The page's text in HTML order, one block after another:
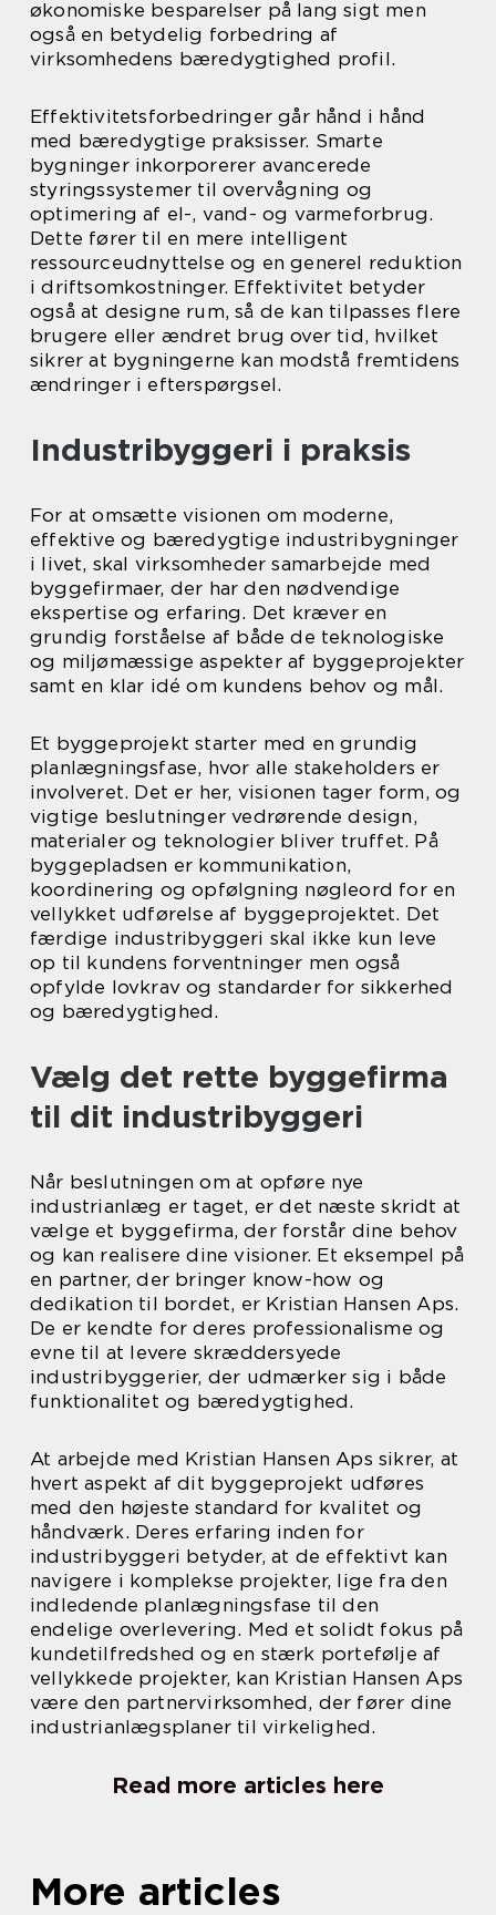
økonomiske besparelser på lang sigt men
også en betydelig forbedring af
virksomhedens bæredygtighed profil.
Effektivitetsforbedringer går hånd i hånd
med bæredygtige praksisser. Smarte
bygninger inkorporerer avancerede
styringssystemer til overvågning og
optimering af el-, vand- og varmeforbrug.
Dette fører til en mere intelligent
ressourceudnyttelse og en generel reduktion
i driftsomkostninger. Effektivitet betyder
også at designe rum, så de kan tilpasses flere
brugere eller ændret brug over tid, hvilket
sikrer at bygningerne kan modstå fremtidens
ændringer i efterspørgsel.
Industribyggeri i praksis
For at omsætte visionen om moderne,
effektive og bæredygtige industribygninger
i livet, skal virksomheder samarbejde med
byggefirmaer, der har den nødvendige
ekspertise og erfaring. Det kræver en
grundig forståelse af både de teknologiske
og miljømæssige aspekter af byggeprojekter
samt en klar idé om kundens behov og mål.
Et byggeprojekt starter med en grundig
planlægningsfase, hvor alle stakeholders er
involveret. Det er her, visionen tager form, og
vigtige beslutninger vedrørende design,
materialer og teknologier bliver truffet. På
byggepladsen er kommunikation,
koordinering og opfølgning nøgleord for en
vellykket udførelse af byggeprojektet. Det
færdige industribyggeri skal ikke kun leve
op til kundens forventninger men også
opfylde lovkrav og standarder for sikkerhed
og bæredygtighed.
Vælg det rette byggefirma
til dit industribyggeri
Når beslutningen om at opføre nye
industrianlæg er taget, er det næste skridt at
vælge et byggefirma, der forstår dine behov
og kan realisere dine visioner. Et eksempel på
en partner, der bringer know-how og
dedikation til bordet, er Kristian Hansen Aps.
De er kendte for deres professionalisme og
evne til at levere skræddersyede
industribyggerier, der udmærker sig i både
funktionalitet og bæredygtighed.
At arbejde med Kristian Hansen Aps sikrer, at
hvert aspekt af dit byggeprojekt udføres
med den højeste standard for kvalitet og
håndværk. Deres erfaring inden for
industribyggeri betyder, at de effektivt kan
navigere i komplekse projekter, lige fra den
indledende planlægningsfase til den
endelige overlevering. Med et solidt fokus på
kundetilfredshed og en stærk portefølje af
vellykkede projekter, kan Kristian Hansen Aps
være den partnervirksomhed, der fører dine
industrianlægsplaner til virkelighed.
Read more articles here
More articles